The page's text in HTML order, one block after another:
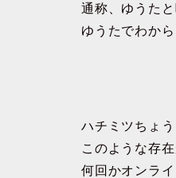
通称、ゆうた
ゆうたでわか
ハチミツちょ
このような存
何回かオンラ